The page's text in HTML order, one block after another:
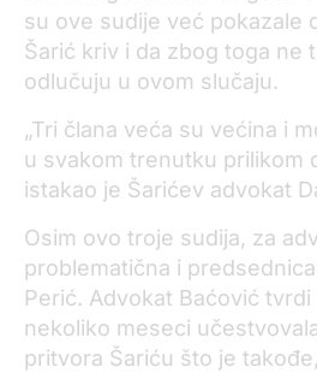
su ove sudije već pokazale
Šarić kriv i da zbog toga ne
odlučuju u ovom slučaju.
„Tri člana veća su većina i
u svakom trenutku prilikom
istakao je Šarićev advokat
Osim ovo troje sudija, za
problematična i
Perić. Advokat Baćović
nekoliko meseci
pritvora Šariću što je